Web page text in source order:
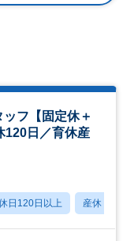
フ【固定休＋
120日／育休産
日120日以上 産休・育休